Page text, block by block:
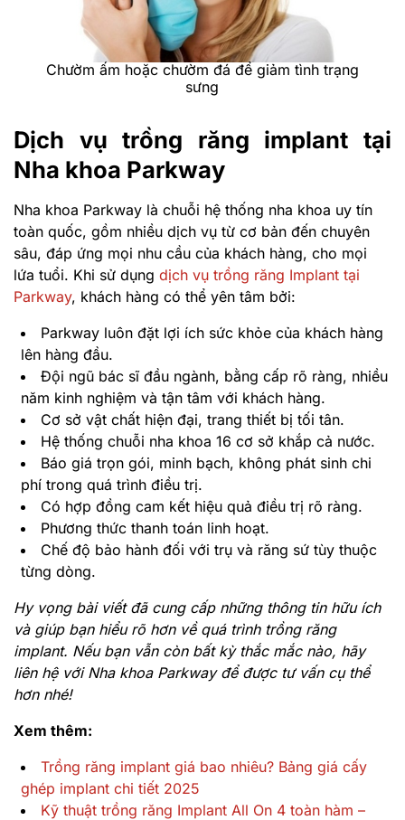
Chườm ấm hoặc chườm đá để giảm tình trạng
sưng
Dịch vụ trồng răng implant tại
Nha khoa Parkway
Nha khoa Parkway là chuỗi hệ thống nha khoa uy tín
toàn quốc, gồm nhiều dịch vụ từ cơ bản đến chuyên
sâu, đáp ứng mọi nhu cầu của khách hàng, cho mọi
lứa tuổi. Khi sử dụng dịch vụ trồng răng Implant tại
Parkway, khách hàng có thể yên tâm bởi:
Parkway luôn đặt lợi ích sức khỏe của khách hàng
lên hàng đầu.
Đội ngũ bác sĩ đầu ngành, bằng cấp rõ ràng, nhiều
năm kinh nghiệm và tận tâm với khách hàng.
Cơ sở vật chất hiện đại, trang thiết bị tối tân.
Hệ thống chuỗi nha khoa 16 cơ sở khắp cả nước.
Báo giá trọn gói, minh bạch, không phát sinh chi
phí trong quá trình điều trị.
Có hợp đồng cam kết hiệu quả điều trị rõ ràng.
Phương thức thanh toán linh hoạt.
Chế độ bảo hành đối với trụ và răng sứ tùy thuộc
từng dòng.
Hy vọng bài viết đã cung cấp những thông tin hữu ích
và giúp bạn hiểu rõ hơn về quá trình trồng răng
implant. Nếu bạn vẫn còn bất kỳ thắc mắc nào, hãy
liên hệ với Nha khoa Parkway để được tư vấn cụ thể
hơn nhé!
Xem thêm:
Trồng răng implant giá bao nhiêu? Bảng giá cấy
ghép implant chi tiết 2025
Kỹ thuật trồng răng Implant All On 4 toàn hàm –